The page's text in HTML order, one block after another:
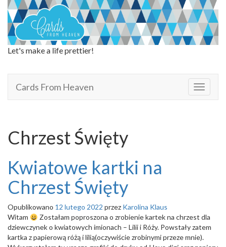
Let's make a life prettier!
T
o
i
o
n
Cards From Heaven
Chrzest Święty
Kwiatowe kartki na
Chrzest Święty
Opublikowano 12 lutego 2022 przez Karolina Klaus
Witam
Zostałam poproszona o zrobienie kartek na chrzest dla
dziewczynek o kwiatowych imionach – Lilii i Róży. Powstały zatem
kartka z papierową różą i lilią(oczywiście zrobinymi przeze mnie).